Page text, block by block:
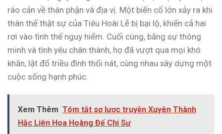
rào cản về thân phận và địa vị. Một biến cố lớn xảy ra khi
thân thế thật sự của Tiêu Hoài Lễ bị bại lộ, khiến cả hai
rơi vào tình thế nguy hiểm. Cuối cùng, bằng sự thông
minh và tình yêu chân thành, họ đã vượt qua mọi khó
khăn, lật đổ triều đình thối nát, cùng nhau xây dựng một
cuộc sống hạnh phúc.
Xem Thêm Tóm tắt sơ lược truyện Xuyên Thành
Hắc Liên Hoa Hoàng Đế Chi Sư